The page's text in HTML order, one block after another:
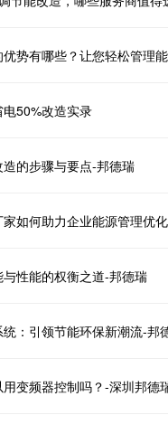
势有哪些？让您轻松管理
50%改造实录
的步骤与要点-邦德瑞
如何助力企业能源管理优
性能的权衡之道-邦德瑞
：引领节能环保新潮流-邦
变频器控制吗？-深圳邦德